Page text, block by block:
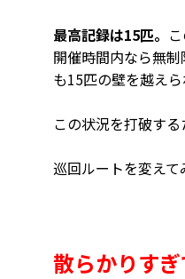
最高記録は15匹。
開催時間内なら無
も15匹の壁を越え
この状況を打破する
巡回ルートを変えて
散らかりす